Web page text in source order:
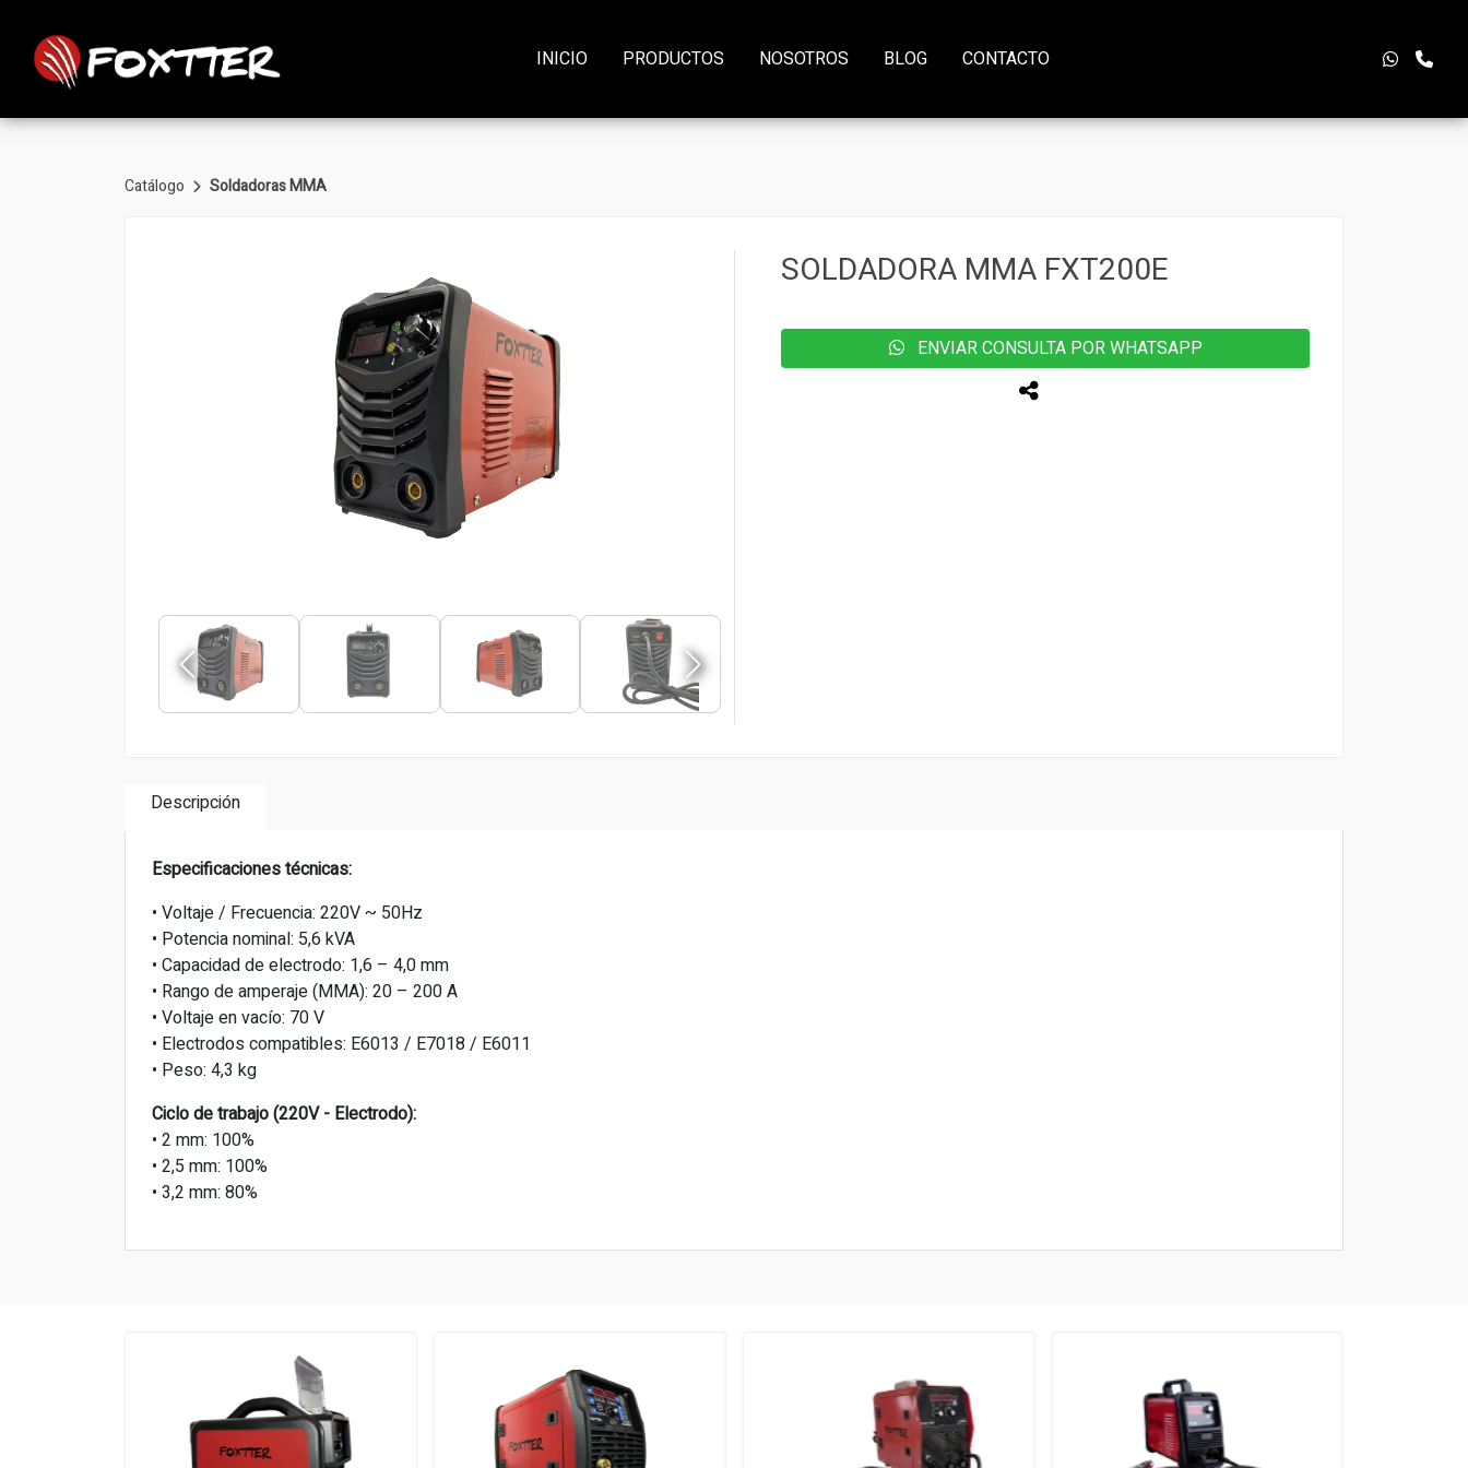
INICIO PRODUCTOS NOSOTROS BLOG CONTACTO
Catálogo Soldadoras MMA
SOLDADORA MMA FXT200E
ENVIAR CONSULTA POR WHATSAPP
Descripción
Especificaciones técnicas:
• Voltaje / Frecuencia: 220V ~ 50Hz
• Potencia nominal: 5,6 kVA
• Capacidad de electrodo: 1,6 – 4,0 mm
• Rango de amperaje (MMA): 20 – 200 A
• Voltaje en vacío: 70 V
• Electrodos compatibles: E6013 / E7018 / E6011
• Peso: 4,3 kg
Ciclo de trabajo (220V - Electrodo):
• 2 mm: 100%
• 2,5 mm: 100%
• 3,2 mm: 80%